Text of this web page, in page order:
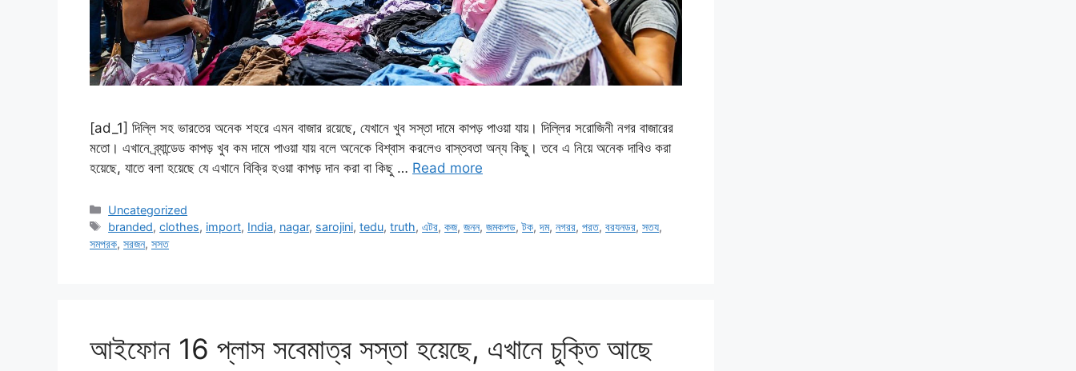
[ad_1] দিল্লি সহ ভারতের অনেক শহরে এমন বাজার রয়েছে, যেখানে খুব সস্তা দামে কাপড় পাওয়া যায়। দিল্লির সরোজিনী নগর বাজারের
মতো। এখানে ব্র্যান্ডেড কাপড় খুব কম দামে পাওয়া যায় বলে অনেকে বিশ্বাস করলেও বাস্তবতা অন্য কিছু। তবে এ নিয়ে অনেক দাবিও করা
হয়েছে, যাতে বলা হয়েছে যে এখানে বিক্রি হওয়া কাপড় দান করা বা কিছু … Read more
Categories
Uncategorized
Tags
branded,clothes, import, India, nagar, sarojini,tedu,truth,এটর,কজ,জনন,জমকপড,টক,দম,নগরর,পরত,বরযনডর,সতয,
সমপরক, সরজন, সসত
আইফোন 16 প্লাস সবেমাত্র সস্তা হয়েছে, এখানে চুক্তি আছে